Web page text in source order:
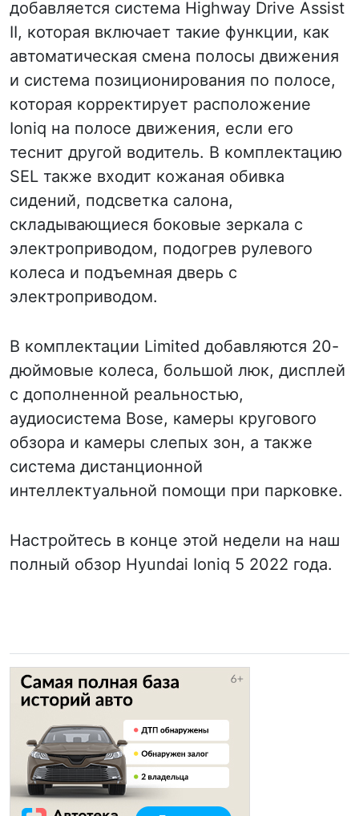
добавляется система Highway Drive Assist
II, которая включает такие функции, как
автоматическая смена полосы движения
и система позиционирования по полосе,
которая корректирует расположение
Ioniq на полосе движения, если его
теснит другой водитель. В комплектацию
SEL также входит кожаная обивка
сидений, подсветка салона,
складывающиеся боковые зеркала с
электроприводом, подогрев рулевого
колеса и подъемная дверь с
электроприводом.
В комплектации Limited добавляются 20-
дюймовые колеса, большой люк, дисплей
с дополненной реальностью,
аудиосистема Bose, камеры кругового
обзора и камеры слепых зон, а также
система дистанционной
интеллектуальной помощи при парковке.
Настройтесь в конце этой недели на наш
полный обзор Hyundai Ioniq 5 2022 года.